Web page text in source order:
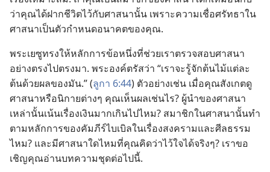
ว่าคุณได้ฝากชีวิตไว้กับศาสนานั้น เพราะความเชื่อศรัทธาใน
ศาสนาเป็นตัวกำหนดอนาคตของคุณ.
พระเยซูทรงให้หลักการข้อหนึ่งที่ช่วยเราตรวจสอบศาสนา
อย่างตรงไปตรงมา. พระองค์ตรัสว่า “เราจะรู้จักต้นไม้แต่ละ
ต้นด้วยผลของมัน.” (ลูกา 6:44) ตัวอย่างเช่น เมื่อคุณสังเกตดู
ศาสนาหรือนิกายต่างๆ คุณเห็นผลเช่นไร? ผู้นำของศาสนา
เหล่านั้นเน้นเรื่องเงินมากเกินไปไหม? สมาชิกในศาสนานั้นทำ
ตามหลักการของคัมภีร์ไบเบิลในเรื่องสงครามและศีลธรรม
ไหม? และมีศาสนาใดไหมที่คุณคิดว่าไว้ใจได้จริงๆ? เราขอ
เชิญคุณอ่านบทความชุดต่อไปนี้.